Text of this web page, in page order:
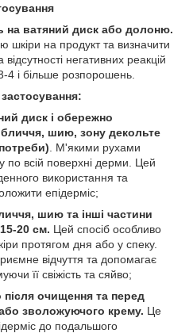
на ватяний диск або долоню.
шкіри на продукт та визначити
негативних реакцій
4 і більше розпорошень.
диск і обережно
шию, зону декольте
. М'якими рухами
по всій поверхні дерми. Цей
використання та
епідерміс;
шию та інші частини
20 см. Цей спосіб особливо
протягом дня або у спеку.
відчуття та допомагає
її свіжість та сяйво;
очищення та перед
зволожуючого крему. Це
до подальшого